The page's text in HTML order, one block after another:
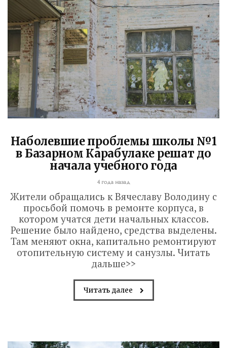
Наболевшие проблемы школы №1
в Базарном Карабулаке решат до
начала учебного года
4 года назад
Жители обращались к Вячеславу Володину с
просьбой помочь в ремонте корпуса, в
котором учатся дети начальных классов.
Решение было найдено, средства выделены.
Там меняют окна, капитально ремонтируют
отопительную систему и санузлы. Читать
дальше>>
Читать далее